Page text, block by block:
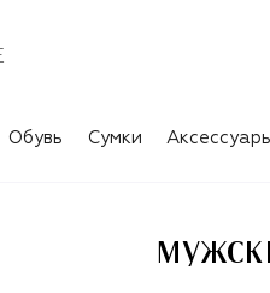
GUCCI
Обувь Сумки